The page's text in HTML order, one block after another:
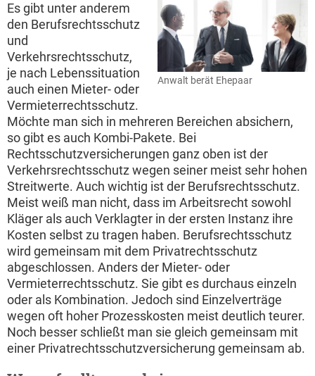
Anwalt berät Ehepaar
Es gibt unter anderem
den Berufsrechtsschutz
und
Verkehrsrechtsschutz,
je nach Lebenssituation
auch einen Mieter- oder
Vermieterrechtsschutz.
Möchte man sich in mehreren Bereichen absichern,
so gibt es auch Kombi-Pakete. Bei
Rechtsschutzversicherungen ganz oben ist der
Verkehrsrechtsschutz wegen seiner meist sehr hohen
Streitwerte. Auch wichtig ist der Berufsrechtsschutz.
Meist weiß man nicht, dass im Arbeitsrecht sowohl
Kläger als auch Verklagter in der ersten Instanz ihre
Kosten selbst zu tragen haben. Berufsrechtsschutz
wird gemeinsam mit dem Privatrechtsschutz
abgeschlossen. Anders der Mieter- oder
Vermieterrechtsschutz. Sie gibt es durchaus einzeln
oder als Kombination. Jedoch sind Einzelverträge
wegen oft hoher Prozesskosten meist deutlich teurer.
Noch besser schließt man sie gleich gemeinsam mit
einer Privatrechtsschutzversicherung gemeinsam ab.